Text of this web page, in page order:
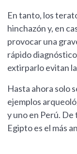
En tanto, los
hinchazón y, en
provocar una
rápido
extirparlo evitan
Hasta ahora solo
ejemplos
y uno en Perú.
Egipto es el más